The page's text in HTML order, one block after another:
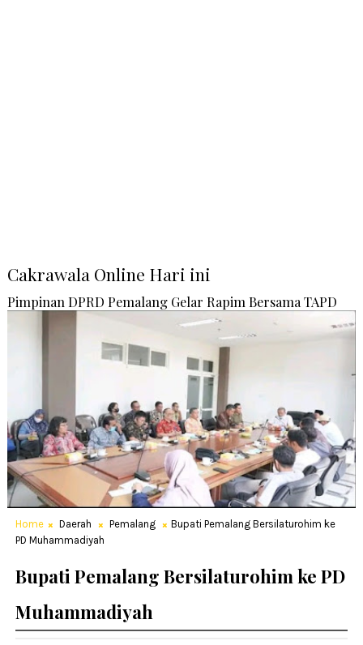
Cakrawala Online Hari ini
Pimpinan DPRD Pemalang Gelar Rapim Bersama TAPD
Home Daerah Pemalang
Bupati Pemalang Bersilaturohim ke
PD Muhammadiyah
Bupati Pemalang Bersilaturohim ke PD
Muhammadiyah